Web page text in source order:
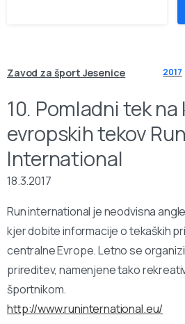
Zavod za šport Jesenice 2017
10. Pomladni tek
evropskih tekov Run
International
18.3.2017
Run international je neodvisna
kjer dobite informacije o tekaških
centralne Evrope. Letno se
prireditev, namenjene tako
športnikom.
http://www.runinternational.eu/